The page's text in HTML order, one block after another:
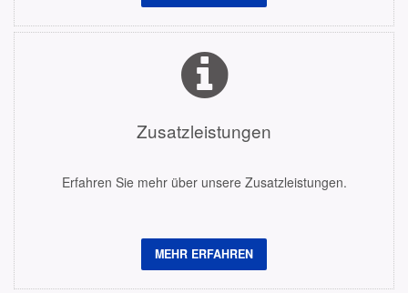
Zusatzleistungen
Erfahren Sie mehr über unsere Zusatzleistungen.
MEHR ERFAHREN